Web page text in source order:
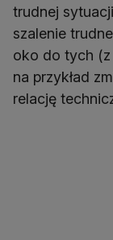
trudnej
szalenie
oko do tych
na przykład
relację